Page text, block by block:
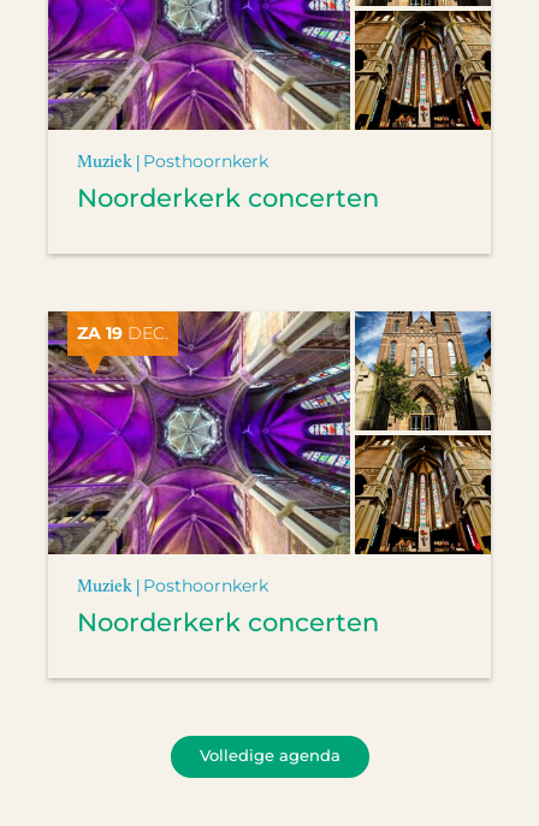
Muziek | Posthoornkerk
Noorderkerk concerten
ZA 19 DEC.
Muziek | Posthoornkerk
Noorderkerk concerten
Volledige agenda